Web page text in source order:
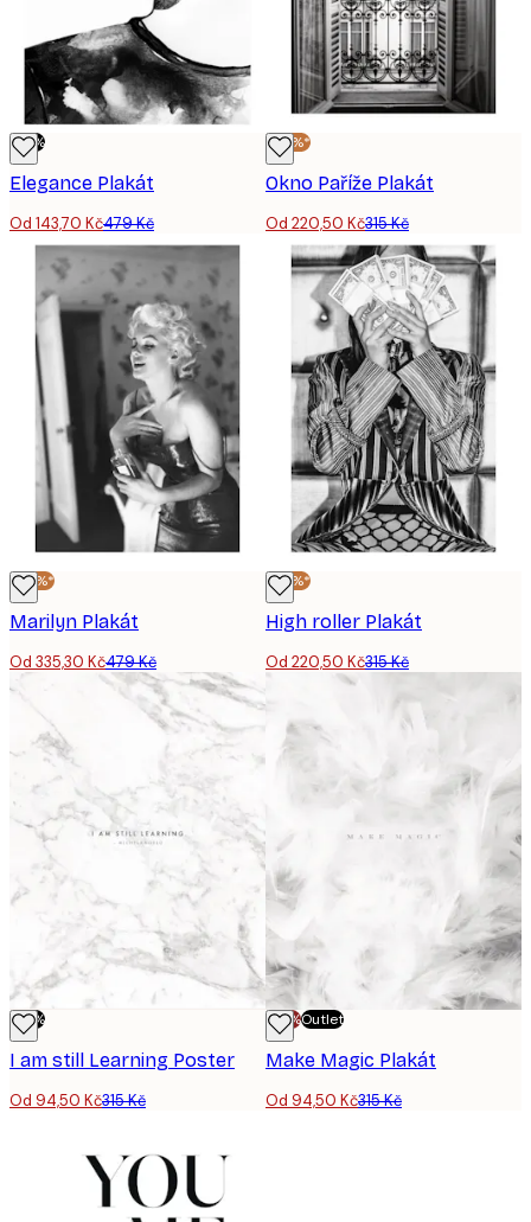
-70%
Elegance Plakát
Od 143,70 Kč479 Kč
-30%*
Okno Paříže Plakát
Od 220,50 Kč315 Kč
-30%*
Marilyn Plakát
Od 335,30 Kč479 Kč
-30%*
High roller Plakát
Od 220,50 Kč315 Kč
-70%
I am still Learning Poster
Od 94,50 Kč315 Kč
-70%Outlet
Make Magic Plakát
Od 94,50 Kč315 Kč